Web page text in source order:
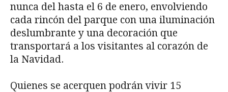
nunca del hasta el 6 de enero, envolviendo
cada rincón del parque con una iluminación
deslumbrante y una decoración que
transportará a los visitantes al corazón de
la Navidad.
Quienes se acerquen podrán vivir 15